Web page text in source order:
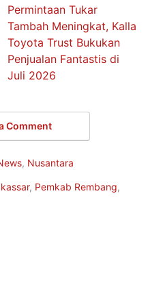
Permintaan Tukar
Tambah Meningkat, Kalla
Toyota Trust Bukukan
Penjualan Fantastis di
Juli 2026
Comment
, Nusantara
, Pemkab Rembang,